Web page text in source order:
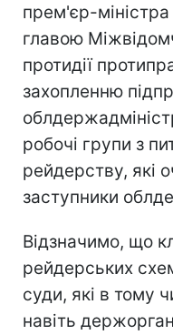
прем'єр-
главою
протидії
захопленню
робочі групи з
рейдерству, які
заступники
Відзначимо, що
рейдерських
суди, які в тому
навіть